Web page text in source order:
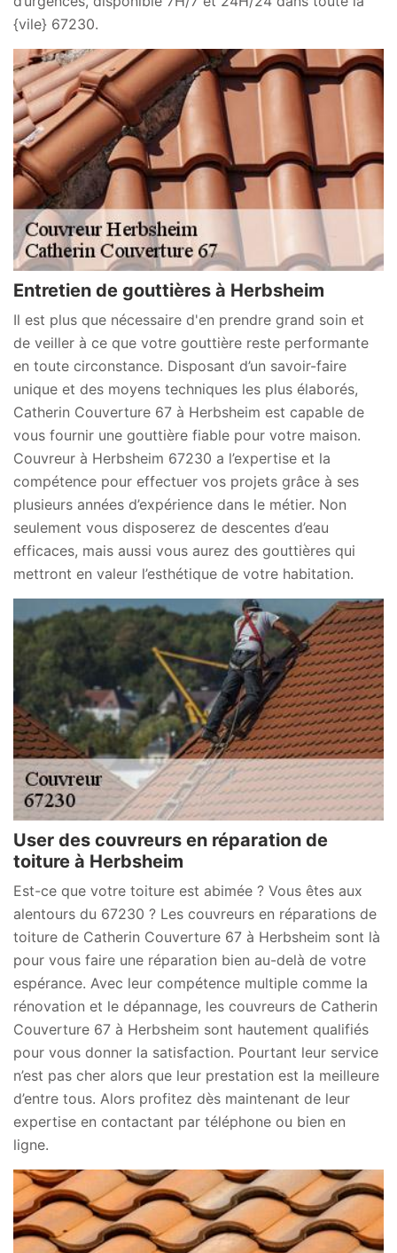
{vile} 67230.
Entretien de gouttières à Herbsheim
Il est plus que nécessaire d'en prendre grand soin et
de veiller à ce que votre gouttière reste performante
en toute circonstance. Disposant d’un savoir-faire
unique et des moyens techniques les plus élaborés,
Catherin Couverture 67 à Herbsheim est capable de
vous fournir une gouttière fiable pour votre maison.
Couvreur à Herbsheim 67230 a l’expertise et la
compétence pour effectuer vos projets grâce à ses
plusieurs années d’expérience dans le métier. Non
seulement vous disposerez de descentes d’eau
efficaces, mais aussi vous aurez des gouttières qui
mettront en valeur l’esthétique de votre habitation.
User des couvreurs en réparation de
toiture à Herbsheim
Est-ce que votre toiture est abimée ? Vous êtes aux
alentours du 67230 ? Les couvreurs en réparations de
toiture de Catherin Couverture 67 à Herbsheim sont là
pour vous faire une réparation bien au-delà de votre
espérance. Avec leur compétence multiple comme la
rénovation et le dépannage, les couvreurs de Catherin
Couverture 67 à Herbsheim sont hautement qualifiés
pour vous donner la satisfaction. Pourtant leur service
n’est pas cher alors que leur prestation est la meilleure
d’entre tous. Alors profitez dès maintenant de leur
expertise en contactant par téléphone ou bien en
ligne.